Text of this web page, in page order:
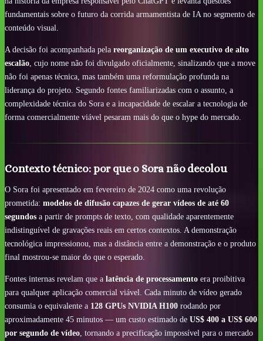
fundamentais sobre o futuro da corrida armamentista de IA no segmento de
conteúdo visual.
A decisão foi acompanhada pela reorganização de um executivo de alto
escalão , cujo nome não foi divulgado oficialmente, sinalizando que a move
não foi apenas técnica, mas também uma reformulação profunda na
liderança do projeto. Segundo fontes familiarizadas com o assunto, a
complexidade técnica do Sora e a incapacidade de escalar a tecnologia de
forma comercialmente viável pesaram mais do que o hype do mercado.
Contexto técnico: por que o Sora não decolou
O Sora foi apresentado em fevereiro de 2024 como uma revolução
prometida: modelos de difusão capazes de gerar vídeos de até 60
segundos a partir de prompts de texto, com qualidade aparentemente
indistinguível de gravações reais em certos contextos. A demonstração
tecnológica impressionou, mas a distância entre a demonstração e o produto
final mostrou-se maior do que o esperado.
Fontes internas revelam que a latência de processamento era proibitiva
para qualquer aplicação comercial viável. Cada minuto de vídeo gerado
consumia o equivalente a 128 GPUs NVIDIA H100 rodando por
aproximadamente 45 minutos — um custo estimado de US$ 400 a US$ 600
por segundo de vídeo , tornando a precificação impossível para o mercado